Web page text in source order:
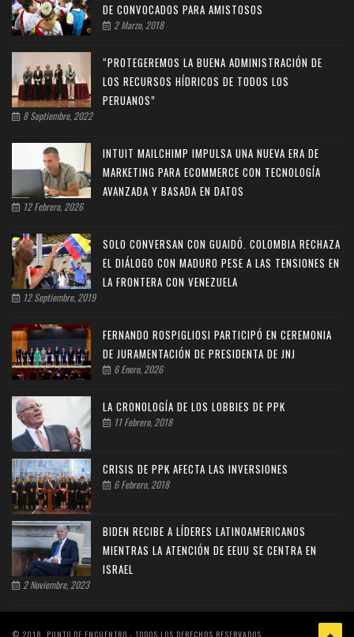
DE CONVOCADOS PARA AMISTOSOS
2 Marzo, 2018
“PROTEGEREMOS LA BUENA ADMINISTRACIÓN DE
LOS RECURSOS HÍDRICOS DE TODOS LOS
PERUANOS”
8 Septiembre, 2022
INTUIT MAILCHIMP IMPULSA UNA NUEVA ERA DE
MARKETING PARA ECOMMERCE CON TECNOLOGÍA
AVANZADA Y BASADA EN DATOS
12 Febrero, 2026
SOLO CONVERSAN CON GUAIDÓ. COLOMBIA RECHAZA
EL DIÁLOGO CON MADURO PESE A LAS TENSIONES EN
LA FRONTERA CON VENEZUELA
12 Septiembre, 2019
FERNANDO ROSPIGLIOSI PARTICIPÓ EN CEREMONIA
DE JURAMENTACIÓN DE PRESIDENTA DE JNJ
6 Enero, 2026
LA CRONOLOGÍA DE LOS LOBBIES DE PPK
11 Febrero, 2018
CRISIS DE PPK AFECTA LAS INVERSIONES
6 Febrero, 2018
BIDEN RECIBE A LÍDERES LATINOAMERICANOS
MIENTRAS LA ATENCIÓN DE EEUU SE CENTRA EN
ISRAEL
2 Noviembre, 2023
© 2018, PUNTO DE ENCUENTRO - TODOS LOS DERECHOS RESERVADOS